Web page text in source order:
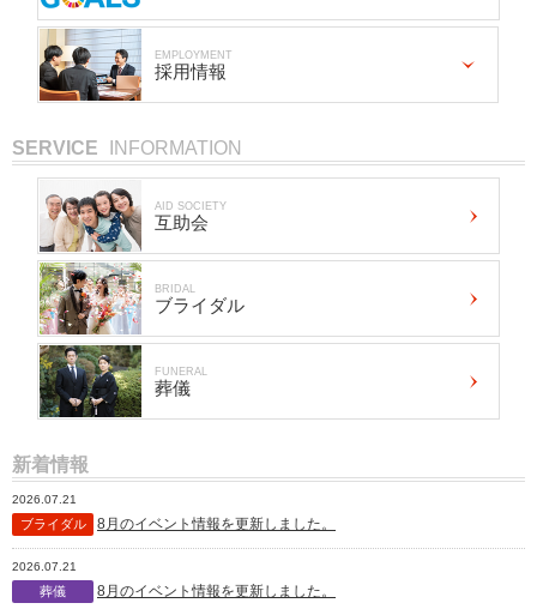
EMPLOYMENT
採用情報
SERVICE INFORMATION
AID SOCIETY
互助会
BRIDAL
ブライダル
FUNERAL
葬儀
新着情報
2026.07.21
ブライダル 8月のイベント情報を更新しました。
2026.07.21
葬儀 8月のイベント情報を更新しました。